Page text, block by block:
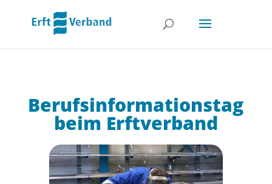
Berufsinformationstag
beim Erftverband